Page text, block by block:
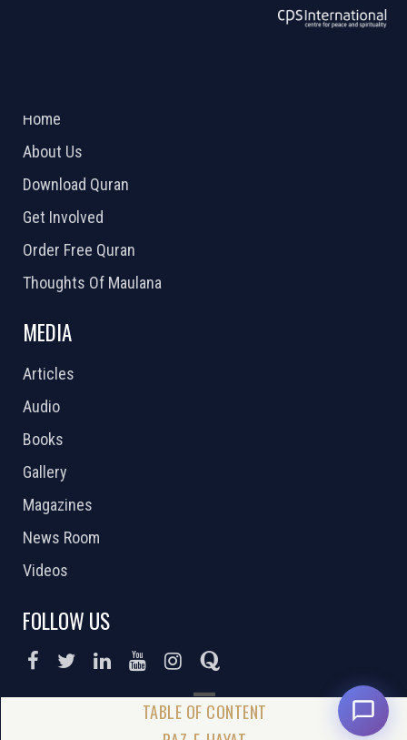
Home
About Us
Download Quran
Get Involved
Order Free Quran
Thoughts Of Maulana
MEDIA
Articles
Audio
Books
Gallery
Magazines
News Room
Videos
FOLLOW US
DONATE NOW